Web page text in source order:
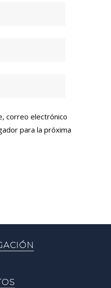
correo electrónico
para la próxima